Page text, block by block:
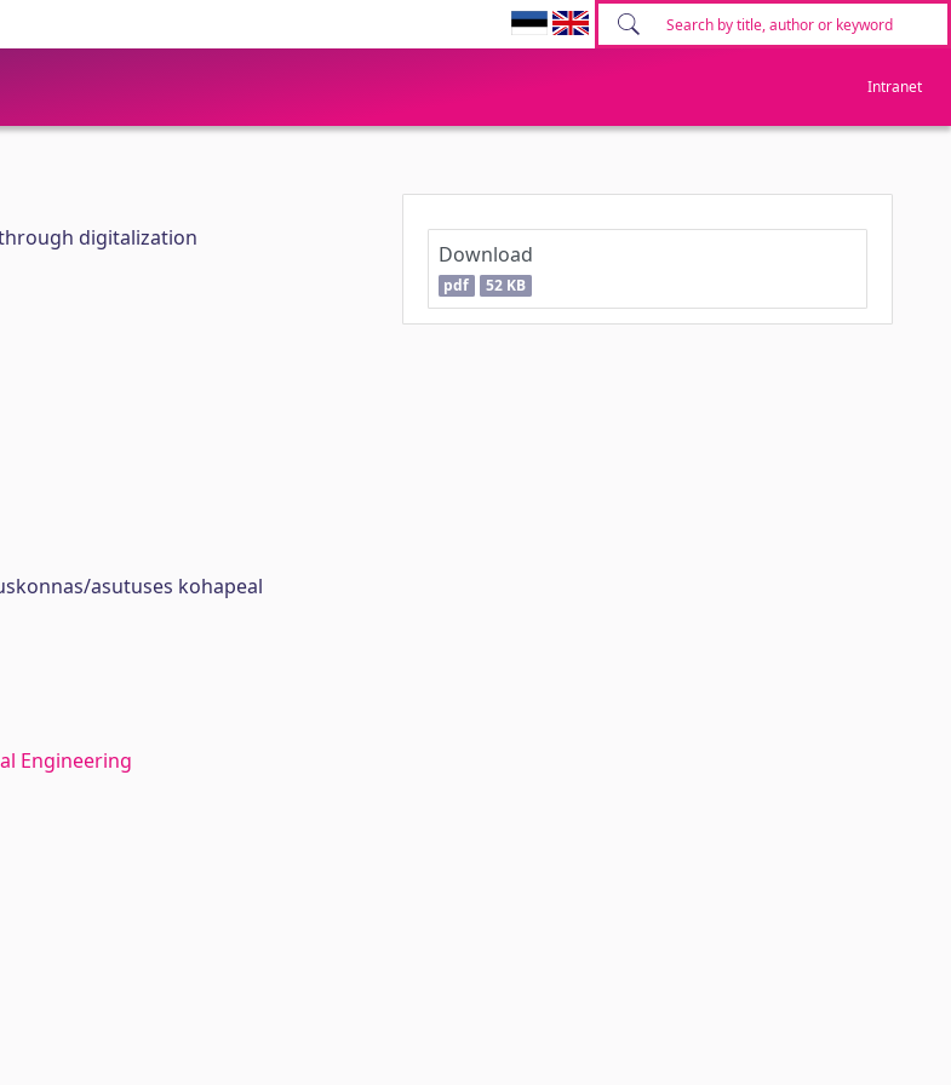
Intranet
digitalization
asutuses kohapeal
Engineering
Download
pdf 52 KB